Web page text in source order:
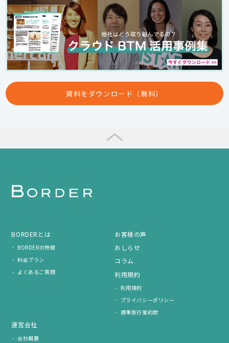
資料をダウンロード（無料）
BORDERとは
BORDERの特徴
料金プラン
よくあるご質問
お客様の声
おしらせ
コラム
利用規約
利用規約
プライバシーポリシー
標準旅行業約款
運営会社
会社概要